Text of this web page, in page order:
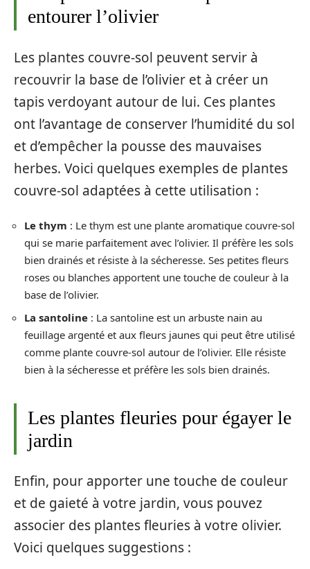
entourer l’olivier
Les plantes couvre-sol peuvent servir à
recouvrir la base de l’olivier et à créer un
tapis verdoyant autour de lui. Ces plantes
ont l’avantage de conserver l’humidité du sol
et d’empêcher la pousse des mauvaises
herbes. Voici quelques exemples de plantes
couvre-sol adaptées à cette utilisation :
Le thym : Le thym est une plante aromatique couvre-sol
qui se marie parfaitement avec l’olivier. Il préfère les sols
bien drainés et résiste à la sécheresse. Ses petites fleurs
roses ou blanches apportent une touche de couleur à la
base de l’olivier.
La santoline : La santoline est un arbuste nain au
feuillage argenté et aux fleurs jaunes qui peut être utilisé
comme plante couvre-sol autour de l’olivier. Elle résiste
bien à la sécheresse et préfère les sols bien drainés.
Les plantes fleuries pour égayer le
jardin
Enfin, pour apporter une touche de couleur
et de gaieté à votre jardin, vous pouvez
associer des plantes fleuries à votre olivier.
Voici quelques suggestions :